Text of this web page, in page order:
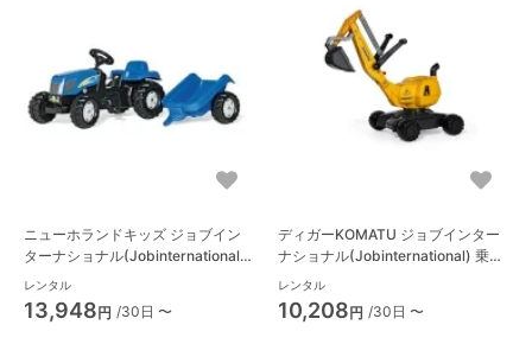
ニューホランドキッズ ジョブイン
ターナショナル(Jobinternational)
乗用玩具・バルーン遊具
レンタル
13,948円 /30日 〜
ディガーKOMATU ジョブインター
ナショナル(Jobinternational) 乗用
玩具・バルーン遊具
レンタル
10,208円 /30日 〜